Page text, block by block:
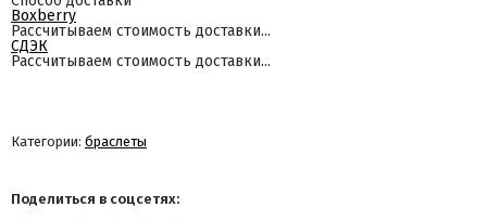
Boxberry
Рассчитываем стоимость доставки...
СДЭК
Рассчитываем стоимость доставки...
Категории: браслеты
Поделиться в соцсетях: